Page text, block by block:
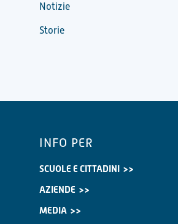
Notizie
Storie
INFO PER
SCUOLE E CITTADINI
AZIENDE
MEDIA